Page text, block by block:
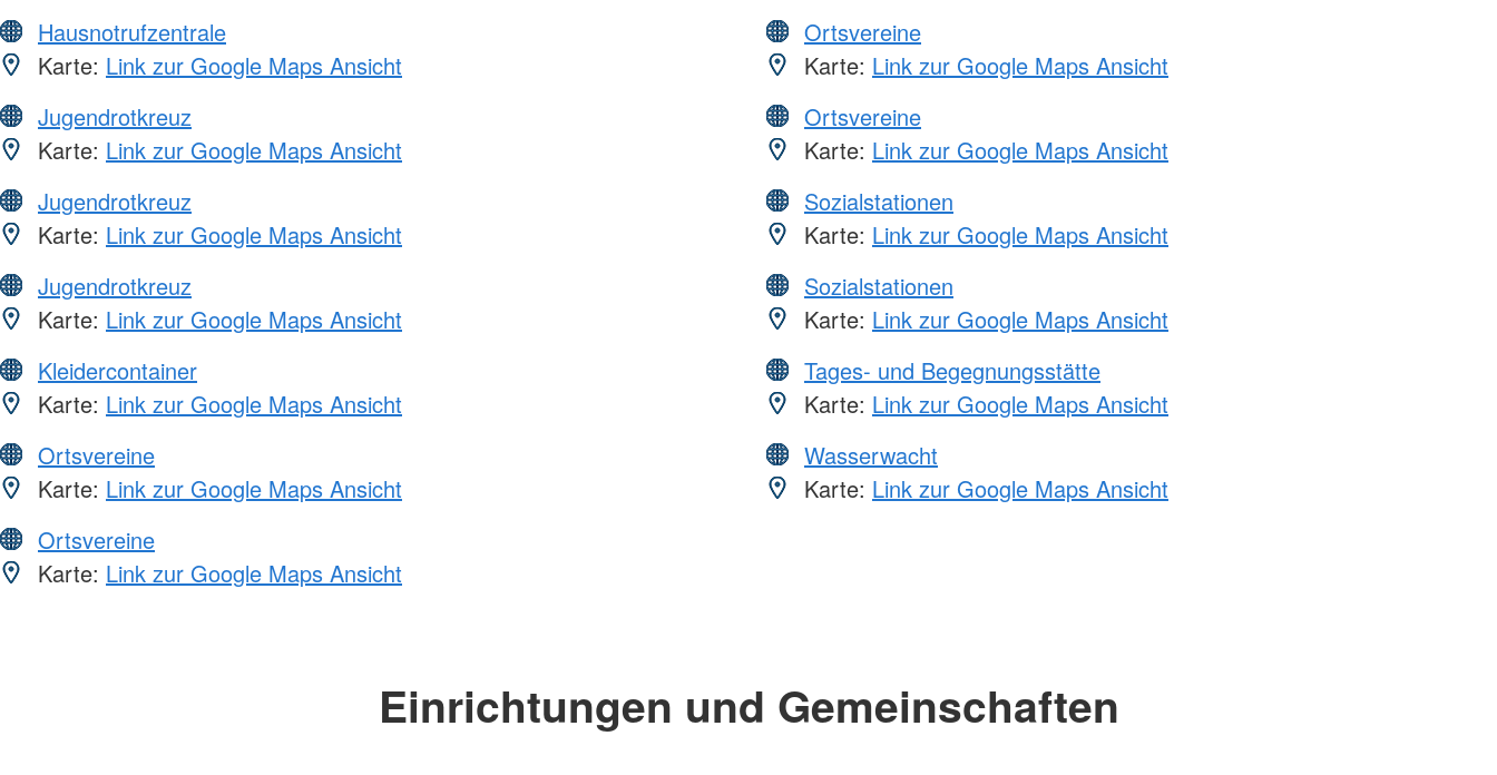
Hausnotrufzentrale
Karte: Link zur Google Maps Ansicht
Jugendrotkreuz
Karte: Link zur Google Maps Ansicht
Jugendrotkreuz
Karte: Link zur Google Maps Ansicht
Jugendrotkreuz
Karte: Link zur Google Maps Ansicht
Kleidercontainer
Karte: Link zur Google Maps Ansicht
Ortsvereine
Karte: Link zur Google Maps Ansicht
Ortsvereine
Karte: Link zur Google Maps Ansicht
Ortsvereine
Karte: Link zur Google Maps Ansicht
Ortsvereine
Karte: Link zur Google Maps Ansicht
Sozialstationen
Karte: Link zur Google Maps Ansicht
Sozialstationen
Karte: Link zur Google Maps Ansicht
Tages- und Begegnungsstätte
Karte: Link zur Google Maps Ansicht
Wasserwacht
Karte: Link zur Google Maps Ansicht
Einrichtungen und Gemeinschaften